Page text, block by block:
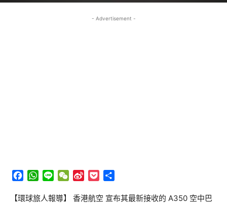
- Advertisement -
Facebook
WhatsApp
Line WeChat
Sina
Pocket
【環球旅人報導】 香港航空 宣布其最新接收的 A350 空中巴